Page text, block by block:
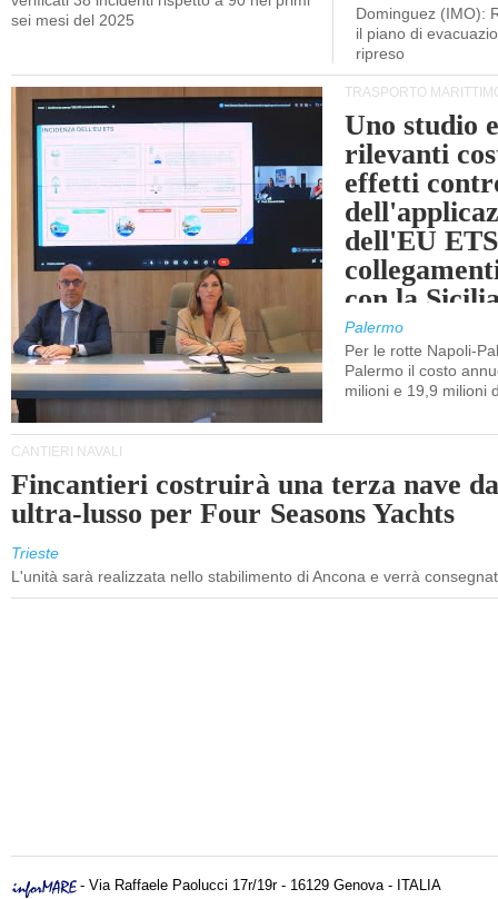
sei mesi del 2025
Dominguez (IMO):
il piano di
ripreso
TRASPORTO
Uno studio
rilevanti
effetti
dell'EU
con la
Palermo
Per le rotte Napoli-
Palermo il costo
milioni e 19,9 milioni
CANTIERI NAVALI
Fincantieri costruirà una terza nave
ultra-lusso per Four Seasons Yachts
Trieste
L'unità sarà realizzata nello stabilimento di Ancona e verrà
- Via Raffaele Paolucci 17r/19r - 16129 Genova - ITALIA